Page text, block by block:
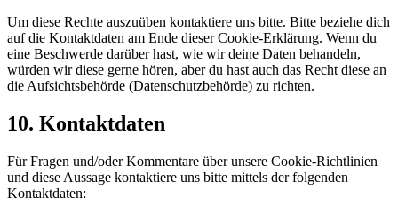
Um diese Rechte auszuüben kontaktiere uns bitte. Bitte beziehe dich
auf die Kontaktdaten am Ende dieser Cookie-Erklärung. Wenn du
eine Beschwerde darüber hast, wie wir deine Daten behandeln,
würden wir diese gerne hören, aber du hast auch das Recht diese an
die Aufsichtsbehörde (Datenschutzbehörde) zu richten.
10. Kontaktdaten
Für Fragen und/oder Kommentare über unsere Cookie-Richtlinien
und diese Aussage kontaktiere uns bitte mittels der folgenden
Kontaktdaten: